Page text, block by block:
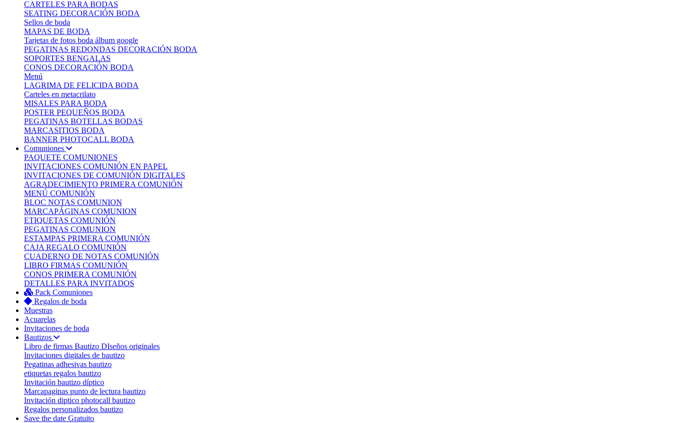
CARTELES PARA BODAS
SEATING DECORACIÓN BODA
Sellos de boda
MAPAS DE BODA
Tarjetas de fotos boda álbum google
PEGATINAS REDONDAS DECORACIÓN BODA
SOPORTES BENGALAS
CONOS DECORACIÓN BODA
Menú
LAGRIMA DE FELICIDA BODA
Carteles en metacrilato
MISALES PARA BODA
POSTER PEQUEÑOS BODA
PEGATINAS BOTELLAS BODAS
MARCASITIOS BODA
BANNER PHOTOCALL BODA
Comuniones
PAQUETE COMUNIONES
INVITACIONES COMUNIÓN EN PAPEL
INVITACIONES DE COMUNIÓN DIGITALES
AGRADECIMIENTO PRIMERA COMUNIÓN
MENÚ COMUNIÓN
BLOC NOTAS COMUNION
MARCAPÁGINAS COMUNION
ETIQUETAS COMUNIÓN
PEGATINAS COMUNION
ESTAMPAS PRIMERA COMUNIÓN
CAJA REGALO COMUNIÓN
CUADERNO DE NOTAS COMUNIÓN
LIBRO FIRMAS COMUNIÓN
CONOS PRIMERA COMUNIÓN
DETALLES PARA INVITADOS
Pack Comuniones
Regalos de boda
Muestras
Acuarelas
Invitaciones de boda
Bautizos
Libro de firmas Bautizo DIseños originales
Invitaciones digitales de bautizo
Pegatinas adhesivas bautizo
etiquetas regalos bautizo
Invitación bautizo díptico
Marcapaginas punto de lectura bautizo
Invitación diptico photocall bautizo
Regalos personalizados bautizo
Save the date Gratuito